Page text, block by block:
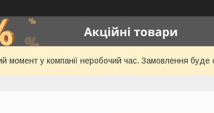
момент у компанії неробочий час. Замовлення